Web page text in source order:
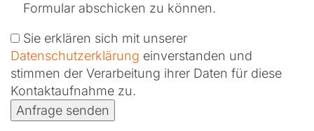
Formular abschicken zu können.
Sie erklären sich mit unserer
Datenschutzerklärung ein­ver­standen und
stimmen der Verarbeitung ihrer Daten für diese
Kontaktaufnahme zu.
Anfrage senden